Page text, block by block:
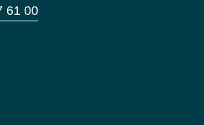
61 00